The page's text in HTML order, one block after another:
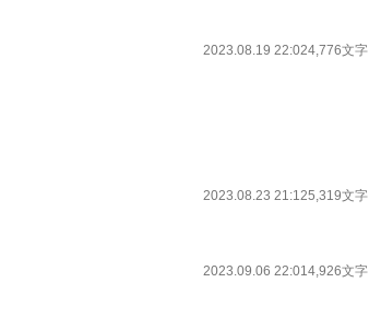
2023.08.19 22:024,776文字
2023.08.23 21:125,319文字
2023.09.06 22:014,926文字